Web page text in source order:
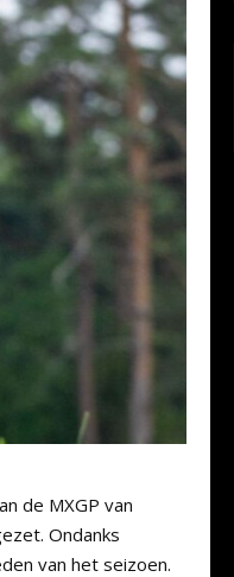
de MXGP van
Ondanks
van het seizoen.